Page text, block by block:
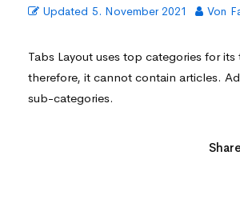
Updated 5. November 2021 Von
Tabs Layout uses top categories for
therefore, it cannot contain articles.
sub-categories.